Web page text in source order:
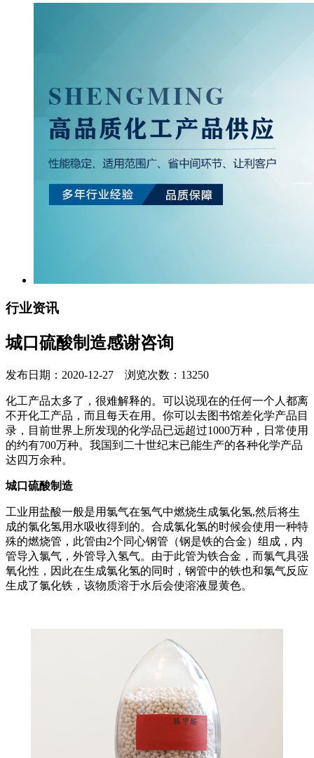
行业资讯
城口硫酸制造感谢咨询
发布日期：2020-12-27 浏览次数：13250
化工产品太多了，很难解释的。可以说现在的任何一个人都离
不开化工产品，而且每天在用。你可以去图书馆差化学产品目
录，目前世界上所发现的化学品已远超过1000万种，日常使用
的约有700万种。我国到二十世纪末已能生产的各种化学产品
达四万余种。
城口硫酸制造
工业用盐酸一般是用氯气在氢气中燃烧生成氯化氢,然后将生
成的氯化氢用水吸收得到的。合成氯化氢的时候会使用一种特
殊的燃烧管，此管由2个同心钢管（钢是铁的合金）组成，内
管导入氯气，外管导入氢气。由于此管为铁合金，而氯气具强
氧化性，因此在生成氯化氢的同时，钢管中的铁也和氯气反应
生成了氯化铁，该物质溶于水后会使溶液显黄色。